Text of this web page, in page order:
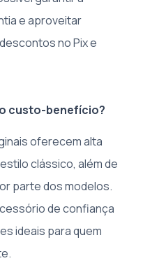
e aproveitar
no Pix e
custo-benefício?
oferecem alta
clássico, além de
parte dos modelos.
de confiança
ideais para quem